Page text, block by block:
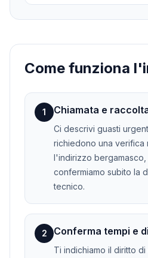
Come funziona
1 Chiamata e
Ci descrivi guasti
richiedono una verifica
l'indirizzo bergamasco,
confermiamo subito la
tecnico.
2 Conferma tempi e
Ti indichiamo il diritto di